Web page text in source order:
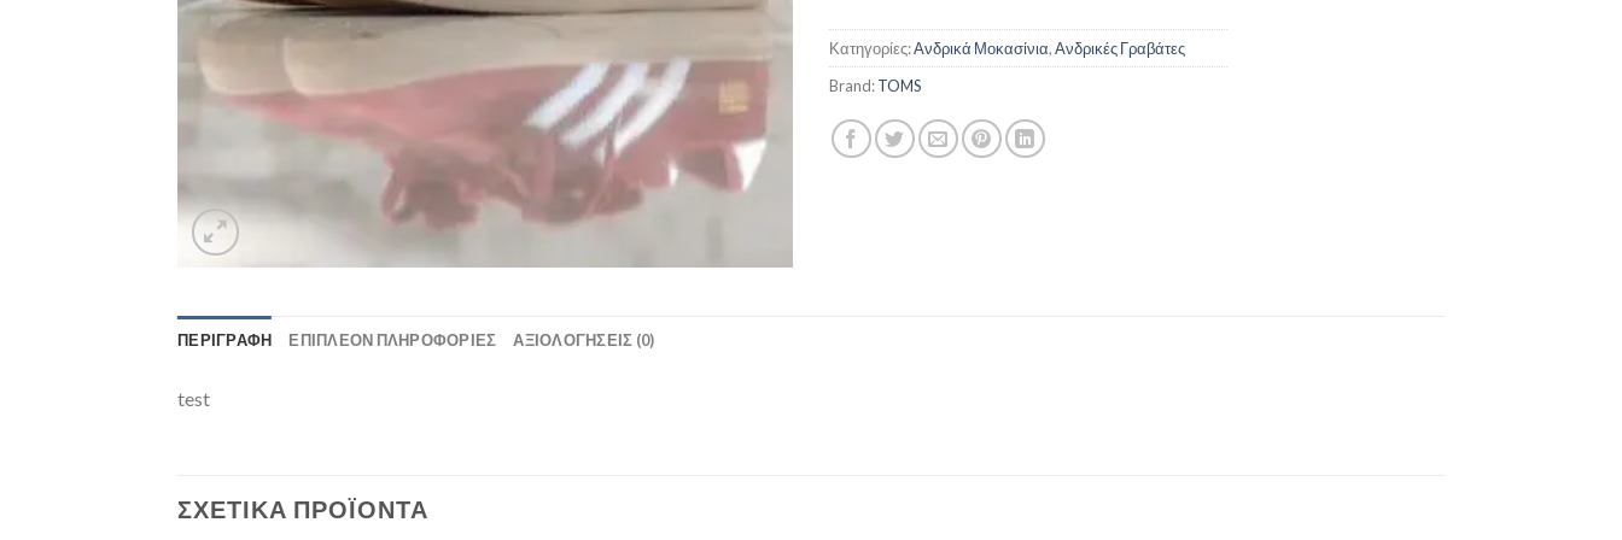
Κατηγορίες:Ανδρικά Μοκασίνια,Ανδρικές Γραβάτες
Brand:TOMS
ΠΕΡΙΓΡΑΦΉ ΕΠΙΠΛΈΟΝ ΠΛΗΡΟΦΟΡΊΕΣ ΑΞΙΟΛΟΓΉΣΕΙΣ (0)
test
ΣΧΕΤΙΚΆ ΠΡΟΪΌΝΤΑ